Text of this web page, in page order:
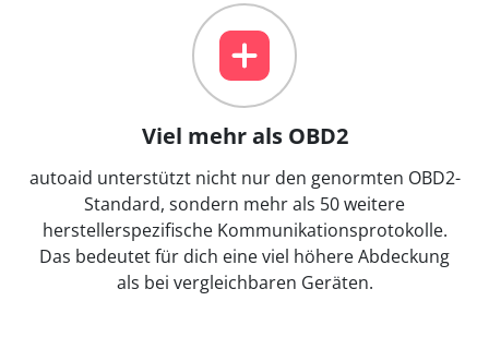
Viel mehr als OBD2
autoaid unterstützt nicht nur den genormten OBD2-
Standard, sondern mehr als 50 weitere
herstellerspezifische Kommunikationsprotokolle.
Das bedeutet für dich eine viel höhere Abdeckung
als bei vergleichbaren Geräten.